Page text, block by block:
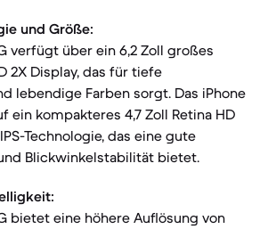
und Größe:
verfügt über ein 6,2 Zoll großes
2X Display, das für tiefe
lebendige Farben sorgt. Das iPhone
ein kompakteres 4,7 Zoll Retina HD
Technologie, das eine gute
Blickwinkelstabilität bietet.
bietet eine höhere Auflösung von